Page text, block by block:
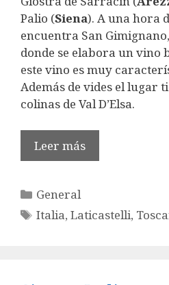
Palio (Siena). A una hora
encuentra San
donde se elabora un vino
este vino es muy
Además de vides el lugar
colinas de Val D’Elsa.
Leer más
Categorías
General
Etiquetas
Italia,Laticastelli,